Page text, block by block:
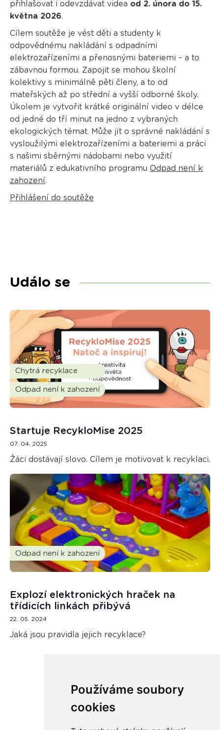
Používáme soubory
cookies
přihlašovat i odevzdávat videa od 2. února do 15.
května 2026.
Cílem soutěže je vést děti a studenty k
odpovědnému nakládání s odpadními
elektrozařízeními a přenosnými bateriemi – a to
zábavnou formou. Zapojit se mohou školní
kolektivy s minimálně pěti členy, a to od
mateřských až po střední a vyšší odborné školy.
Úkolem je vytvořit krátké originální video v délce
od jedné do tří minut na jedno z vybraných
ekologických témat. Může jít o správné nakládání s
vysloužilými elektrozařízeními a bateriemi a práci
s našimi sběrnými nádobami nebo využití
materiálů z edukativního programu Odpad není k
zahození.
Přihlášení do soutěže
Událo se
Chytrá recyklace
Odpad není k zahození
Startuje RecykloMise 2025
07. 04. 2025
Žáci dostávají slovo. Cílem je motivovat k recyklaci.
Odpad není k zahození
Explozí elektronických hraček na
třídicích linkách přibývá
22. 05. 2024
Jaká jsou pravidla jejich recyklace?
Načíst další